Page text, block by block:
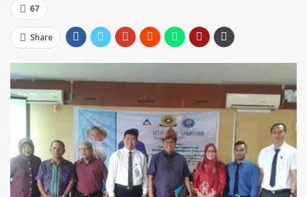
67
Share